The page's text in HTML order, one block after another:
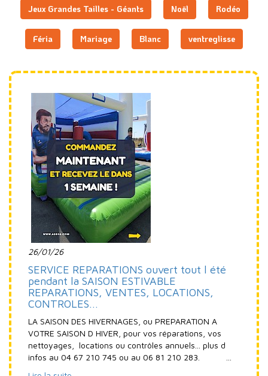
Jeux Grandes Tailles - Géants Noël Rodéo
Féria Mariage Blanc ventreglisse
26/01/26
SERVICE REPARATIONS ouvert tout l été
pendant la SAISON ESTIVABLE
REPARATIONS, VENTES, LOCATIONS,
CONTROLES...
LA SAISON DES HIVERNAGES, ou PREPARATION A
VOTRE SAISON D HIVER, pour vos réparations, vos
nettoyages, locations ou contrôles annuels... plus d
infos au 04 67 210 745 ou au 06 81 210 283. ...